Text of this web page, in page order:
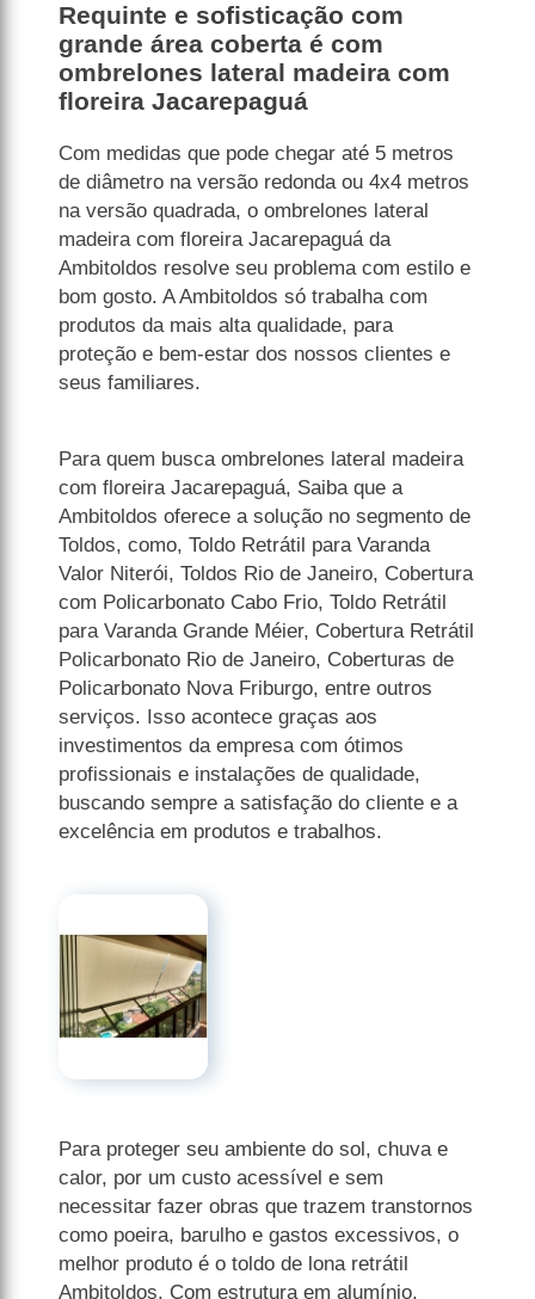
Requinte e sofisticação com
grande área coberta é com
ombrelones lateral madeira com
floreira Jacarepaguá
Com medidas que pode chegar até 5 metros
de diâmetro na versão redonda ou 4x4 metros
na versão quadrada, o ombrelones lateral
madeira com floreira Jacarepaguá da
Ambitoldos resolve seu problema com estilo e
bom gosto. A Ambitoldos só trabalha com
produtos da mais alta qualidade, para
proteção e bem-estar dos nossos clientes e
seus familiares.
Para quem busca ombrelones lateral madeira
com floreira Jacarepaguá, Saiba que a
Ambitoldos oferece a solução no segmento de
Toldos, como, Toldo Retrátil para Varanda
Valor Niterói, Toldos Rio de Janeiro, Cobertura
com Policarbonato Cabo Frio, Toldo Retrátil
para Varanda Grande Méier, Cobertura Retrátil
Policarbonato Rio de Janeiro, Coberturas de
Policarbonato Nova Friburgo, entre outros
serviços. Isso acontece graças aos
investimentos da empresa com ótimos
profissionais e instalações de qualidade,
buscando sempre a satisfação do cliente e a
excelência em produtos e trabalhos.
Para proteger seu ambiente do sol, chuva e
calor, por um custo acessível e sem
necessitar fazer obras que trazem transtornos
como poeira, barulho e gastos excessivos, o
melhor produto é o toldo de lona retrátil
Ambitoldos. Com estrutura em alumínio,